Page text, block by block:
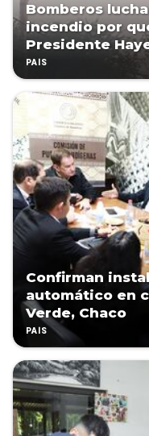
Bomberos
incendio por
Presidente
PAÍS
Confirman
automático en
Verde, Chaco
PAÍS